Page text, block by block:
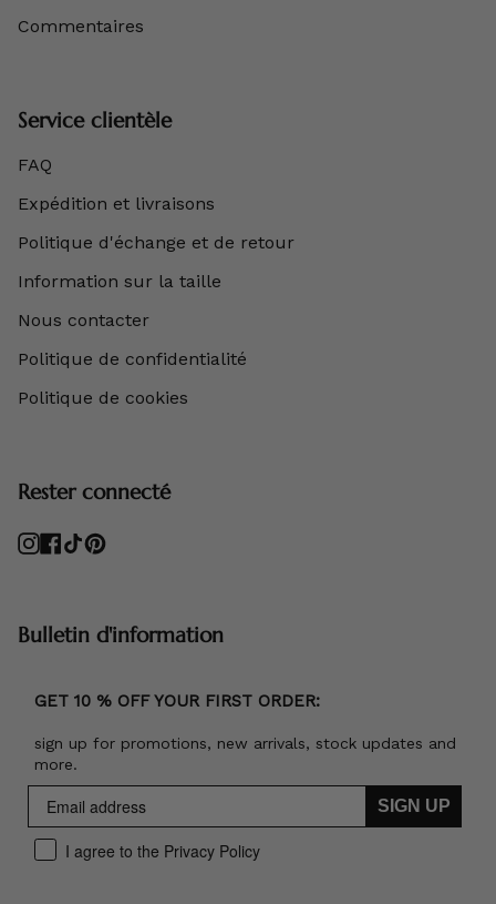
Commentaires
Service clientèle
FAQ
Expédition et livraisons
Politique d'échange et de retour
Information sur la taille
Nous contacter
Politique de confidentialité
Politique de cookies
Rester connecté
Instagram
Facebook
TikTokPinterest
Bulletin d'information
GET 10 % OFF YOUR FIRST ORDER:
sign up for promotions, new arrivals, stock updates and
more.
SIGN UP
I agree to the Privacy Policy